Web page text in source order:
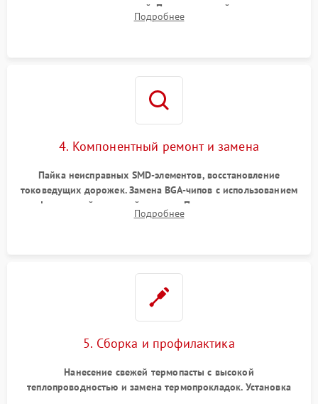
дежурных напряжений. Проверка цепей питания,
мультиконтроллера, процессора и видеочипа.
Подробнее
4. Компонентный ремонт и замена
Пайка неисправных SMD-элементов, восстановление
токоведущих дорожек. Замена BGA-чипов с использованием
инфракрасной паяльной станции. Прошивка микросхемы
BIOS или замена поврежденных портов USB
Подробнее
5. Сборка и профилактика
Нанесение свежей термопасты с высокой
теплопроводностью и замена термопрокладок. Установка